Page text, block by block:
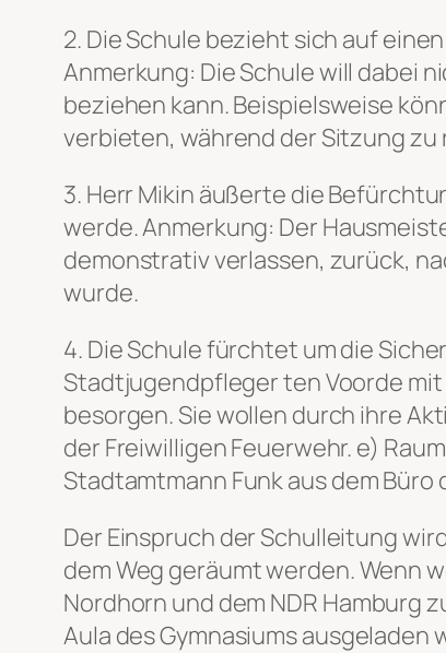
2. Die Schule bezieht sich auf
Anmerkung: Die Schule will dabei
beziehen kann. Beispielsweise
verbieten, während der Sitzung zu
3. Herr Mikin äußerte die
werde. Anmerkung: Der
demonstrativ verlassen, zurück,
wurde.
4. Die Schule fürchtet um die
Stadtjugendpfleger ten Voorde
besorgen. Sie wollen durch ihre
der Freiwilligen Feuerwehr. e)
Stadtamtmann Funk aus dem
Der Einspruch der Schulleitung
dem Weg geräumt werden. Wenn
Nordhorn und dem NDR Hamburg
Aula des Gymnasiums ausgeladen